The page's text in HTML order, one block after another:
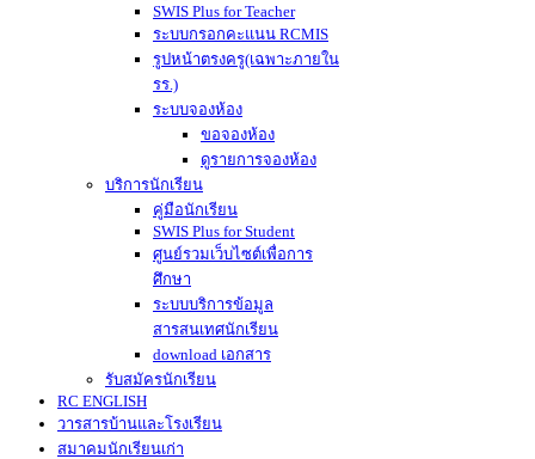
SWIS Plus for Teacher
ระบบกรอกคะแนน RCMIS
รูปหน้าตรงครู(เฉพาะภายใน
รร.)
ระบบจองห้อง
ขอจองห้อง
ดูรายการจองห้อง
บริการนักเรียน
คู่มือนักเรียน
SWIS Plus for Student
ศูนย์รวมเว็บไซต์เพื่อการ
ศึกษา
ระบบบริการข้อมูล
สารสนเทศนักเรียน
download เอกสาร
รับสมัครนักเรียน
RC ENGLISH
วารสารบ้านและโรงเรียน
สมาคมนักเรียนเก่า